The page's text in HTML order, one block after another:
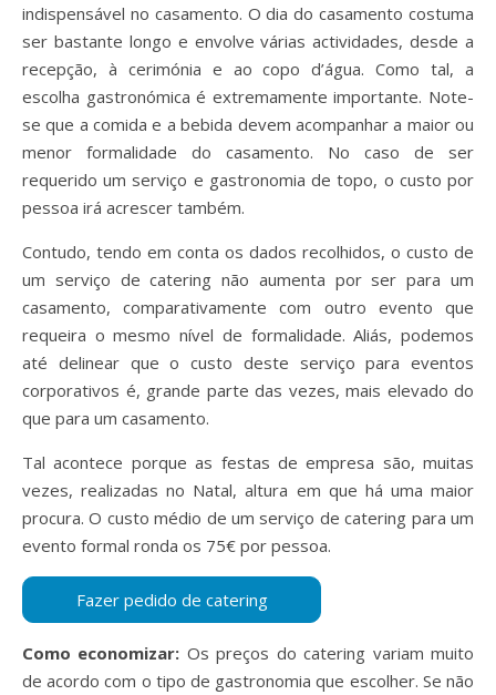
indispensável no casamento. O dia do casamento costuma
ser bastante longo e envolve várias actividades, desde a
recepção, à cerimónia e ao copo d’água. Como tal, a
escolha gastronómica é extremamente importante. Note-
se que a comida e a bebida devem acompanhar a maior ou
menor formalidade do casamento. No caso de ser
requerido um serviço e gastronomia de topo, o custo por
pessoa irá acrescer também.
Contudo, tendo em conta os dados recolhidos, o custo de
um serviço de catering não aumenta por ser para um
casamento, comparativamente com outro evento que
requeira o mesmo nível de formalidade. Aliás, podemos
até delinear que o custo deste serviço para eventos
corporativos é, grande parte das vezes, mais elevado do
que para um casamento.
Tal acontece porque as festas de empresa são, muitas
vezes, realizadas no Natal, altura em que há uma maior
procura. O custo médio de um serviço de catering para um
evento formal ronda os 75€ por pessoa.
Como economizar: Os preços do catering variam muito
de acordo com o tipo de gastronomia que escolher. Se não